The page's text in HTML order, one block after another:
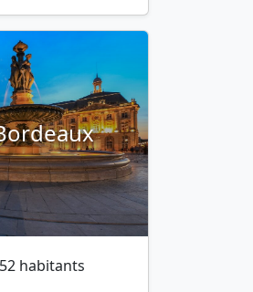
habitants